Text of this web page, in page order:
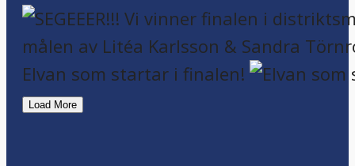
Elvan som startar i finalen!
Load More